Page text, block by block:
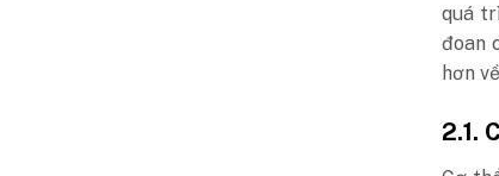
quá
đoan
hơn
2.1.